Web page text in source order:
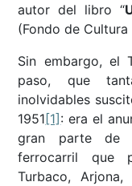
autor del libro “
(Fondo de
Sin embargo, el
paso, que
inolvidables
1951 [1] : era el
gran parte de
ferrocarril que
Turbaco,